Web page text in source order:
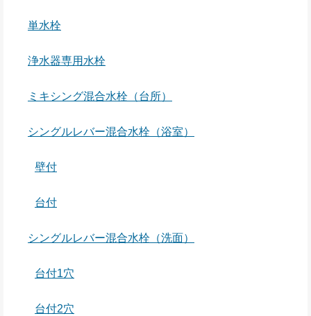
単水栓
浄水器専用水栓
ミキシング混合水栓（台所）
シングルレバー混合水栓（浴室）
壁付
台付
シングルレバー混合水栓（洗面）
台付1穴
台付2穴